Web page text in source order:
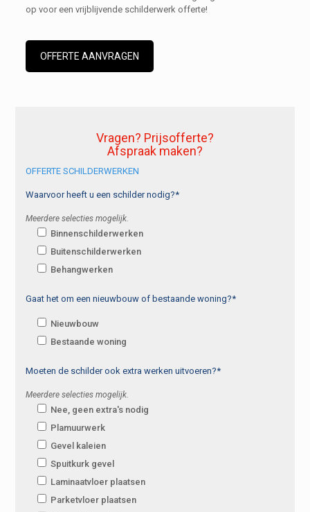
op voor een vrijblijvende schilderwerk offerte!
OFFERTE AANVRAGEN
Vragen? Prijsofferte?
Afspraak maken?
OFFERTE SCHILDERWERKEN
Waarvoor heeft u een schilder nodig?*
Meerdere selecties mogelijk.
Binnenschilderwerken
Buitenschilderwerken
Behangwerken
Gaat het om een nieuwbouw of bestaande woning?*
Nieuwbouw
Bestaande woning
Moeten de schilder ook extra werken uitvoeren?*
Meerdere selecties mogelijk.
Nee, geen extra's nodig
Plamuurwerk
Gevel kaleien
Spuitkurk gevel
Laminaatvloer plaatsen
Parketvloer plaatsen